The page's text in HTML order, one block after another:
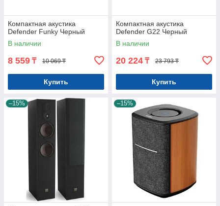
Компактная акустика
Defender Funky Черный
В наличии
8 559 ₸ 10 069 ₸
Купить
Компактная акустика
Defender G22 Черный
В наличии
20 224 ₸ 23 793 ₸
Купить
–15% –15%